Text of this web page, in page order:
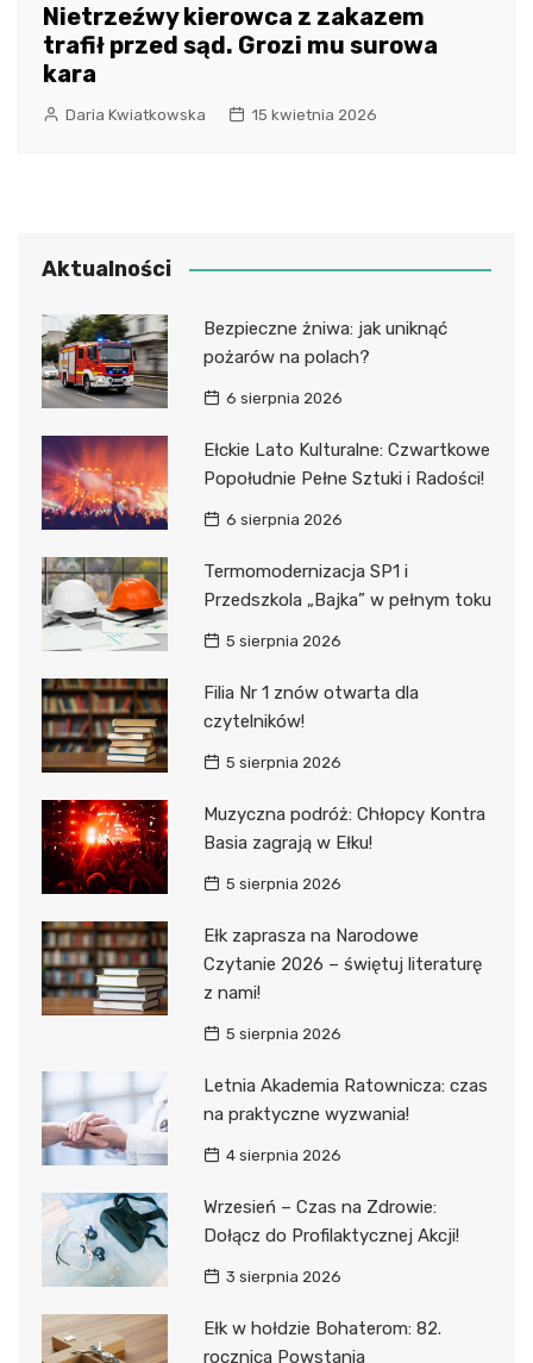
Nietrzeźwy kierowca z zakazem
trafił przed sąd. Grozi mu surowa
kara
Daria Kwiatkowska 15 kwietnia 2026
Aktualności
Bezpieczne żniwa: jak uniknąć
pożarów na polach?
6 sierpnia 2026
Ełckie Lato Kulturalne: Czwartkowe
Popołudnie Pełne Sztuki i Radości!
6 sierpnia 2026
Termomodernizacja SP1 i
Przedszkola „Bajka” w pełnym toku
5 sierpnia 2026
Filia Nr 1 znów otwarta dla
czytelników!
5 sierpnia 2026
Muzyczna podróż: Chłopcy Kontra
Basia zagrają w Ełku!
5 sierpnia 2026
Ełk zaprasza na Narodowe
Czytanie 2026 – świętuj literaturę
z nami!
5 sierpnia 2026
Letnia Akademia Ratownicza: czas
na praktyczne wyzwania!
4 sierpnia 2026
Wrzesień – Czas na Zdrowie:
Dołącz do Profilaktycznej Akcji!
3 sierpnia 2026
Ełk w hołdzie Bohaterom: 82.
rocznica Powstania